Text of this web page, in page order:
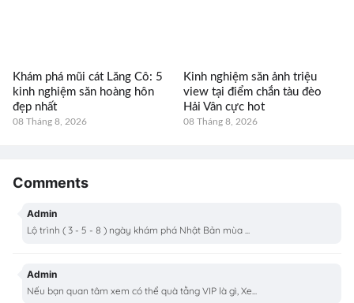
Khám phá mũi cát Lăng Cô: 5
kinh nghiệm săn hoàng hôn
đẹp nhất
08 Tháng 8, 2026
Kinh nghiệm săn ảnh triệu
view tại điểm chắn tàu đèo
Hải Vân cực hot
08 Tháng 8, 2026
Comments
Admin
Lộ trình ( 3 - 5 - 8 ) ngày khám phá Nhật Bản mùa ...
Admin
Nếu bạn quan tâm xem có thể quà tằng VIP là gì, Xe...